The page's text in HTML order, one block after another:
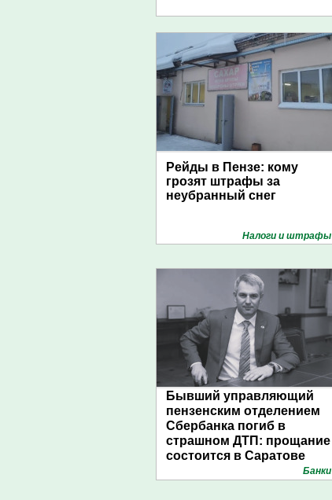
Рейды в Пензе: кому
грозят штрафы за
неубранный снег
Налоги и штрафы
Бывший управляющий
пензенским отделением
Сбербанка погиб в
страшном ДТП: прощание
состоится в Саратове
Банки